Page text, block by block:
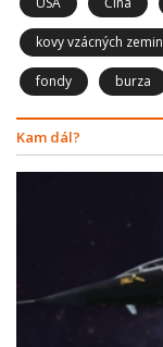
kovy vzácných zemin
fondy burza
Kam dál?